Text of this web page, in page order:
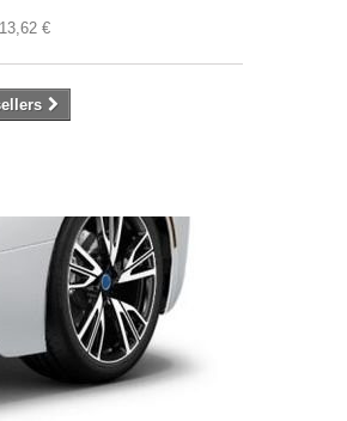
13,62 €